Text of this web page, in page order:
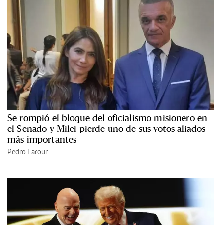
Se rompió el bloque del oficialismo misionero en
el Senado y Milei pierde uno de sus votos aliados
más importantes
Pedro Lacour